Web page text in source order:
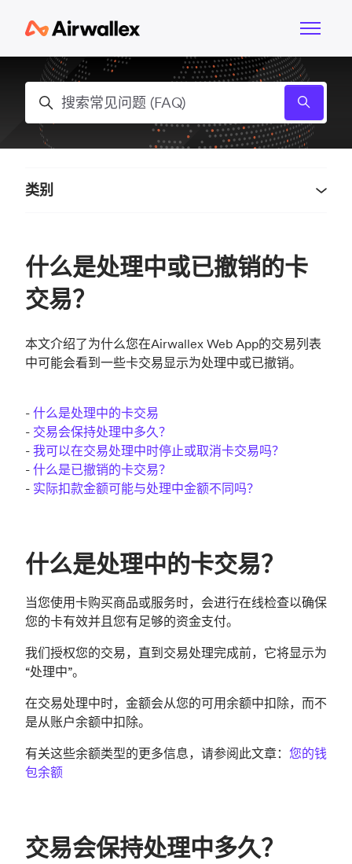
切换导
搜索
什么是处理中或已撤销的卡
交易？
本文介绍了为什么您在Airwallex Web App的交易列表
中可能会看到一些卡交易显示为处理中或已撤销。
- 什么是处理中的卡交易
- 交易会保持处理中多久？
- 我可以在交易处理中时停止或取消卡交易吗？
- 什么是已撤销的卡交易？
- 实际扣款金额可能与处理中金额不同吗？
什么是处理中的卡交易？
当您使用卡购买商品或服务时，会进行在线检查以确保
您的卡有效并且您有足够的资金支付。
我们授权您的交易，直到交易处理完成前，它将显示为
“处理中”。
在交易处理中时，金额会从您的可用余额中扣除，而不
是从账户余额中扣除。
有关这些余额类型的更多信息，请参阅此文章： 您的钱
包余额
交易会保持处理中多久？
类别